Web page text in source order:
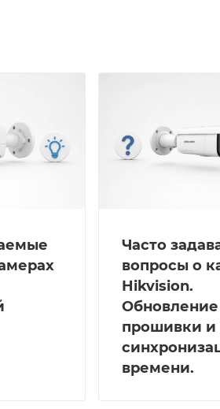
Часто
вопросы о
Hikvision.
Обновление
прошивки и
времени.